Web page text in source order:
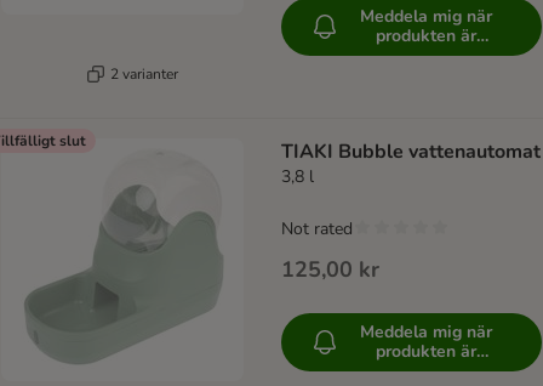
2 varianter
Meddela mig när
produkten är
tillgänglig
slut TIAKI Bubble vattenautomat
3,8 l
125,00 kr
Not rated
Meddela mig när
produkten är
tillgänglig